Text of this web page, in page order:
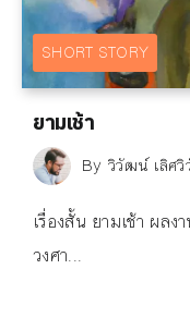
SHORT STORY
ยามเช้า
By วิวัฒน์ เลิศ
เรื่องสั้น ยามเช้า ผล
วงศา...